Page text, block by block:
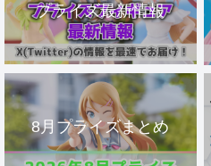
プライズ最新情報
8月プライズまとめ